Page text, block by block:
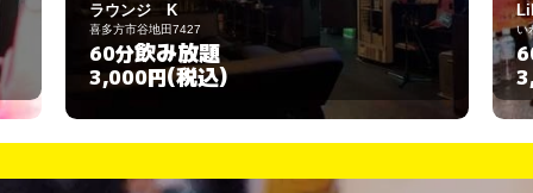
Liliana～ﾘﾘｱｰﾅ～
いわき市小名浜船引場2-6
60分飲み放題
3,000円(税込)